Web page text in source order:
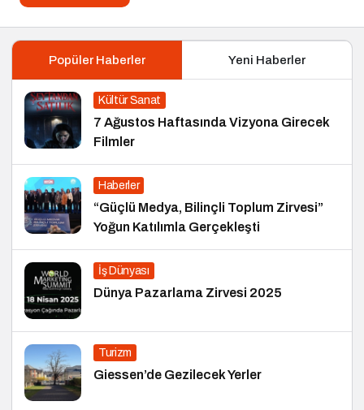
Popüler Haberler Yeni Haberler
Kültür Sanat
7 Ağustos Haftasında Vizyona Girecek
Filmler
Haberler
“Güçlü Medya, Bilinçli Toplum Zirvesi”
Yoğun Katılımla Gerçekleşti
İş Dünyası
Dünya Pazarlama Zirvesi 2025
Turizm
Giessen’de Gezilecek Yerler